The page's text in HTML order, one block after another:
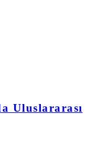
Uluslararası